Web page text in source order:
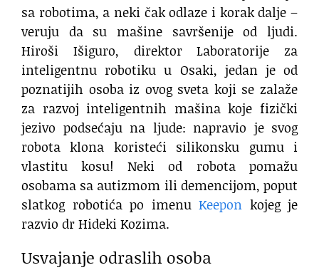
sa robotima, a neki čak odlaze i korak dalje –
veruju da su mašine savršenije od ljudi.
Hiroši Išiguro, direktor Laboratorije za
inteligentnu robotiku u Osaki, jedan je od
poznatijih osoba iz ovog sveta koji se zalaže
za razvoj inteligentnih mašina koje fizički
jezivo podsećaju na ljude: napravio je svog
robota klona koristeći silikonsku gumu i
vlastitu kosu! Neki od robota pomažu
osobama sa autizmom ili demencijom, poput
slatkog robotića po imenu Keepon kojeg je
razvio dr Hideki Kozima.
Usvajanje odraslih osoba